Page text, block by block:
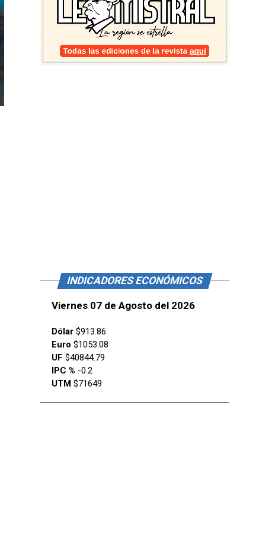
INDICADORES ECONÓMICOS
Viernes 07 de Agosto del 2026
Dólar $913.86
Euro $1053.08
UF $40844.79
IPC % -0.2
UTM $71649